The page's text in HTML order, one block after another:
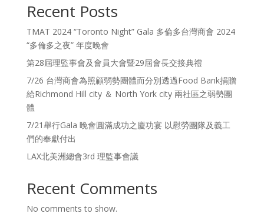
Recent Posts
TMAT 2024 “Toronto Night” Gala 多倫多台灣商會 2024
“多倫多之夜” 年度晚會
第28屆理監事會及會員大會暨29屆會長交接典禮
7/26 台灣商會為照顧弱勢團體而分別透過Food Bank捐贈
給Richmond Hill city ＆ North York city 兩社區之弱勢團
體
7/21舉行Gala 晚會圓滿成功之慶功宴 以慰勞團隊及義工
們的奉獻付出
LAX北美洲總會3rd 理監事會議
Recent Comments
No comments to show.